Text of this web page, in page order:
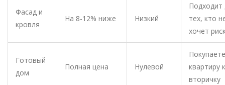
Фасад и
кровля
На 8-12% ниже Низкий
Подходит
тех, кто
хочет
Готовый
дом
Полная цена Нулевой
Покупаете
квартиру
вторичку